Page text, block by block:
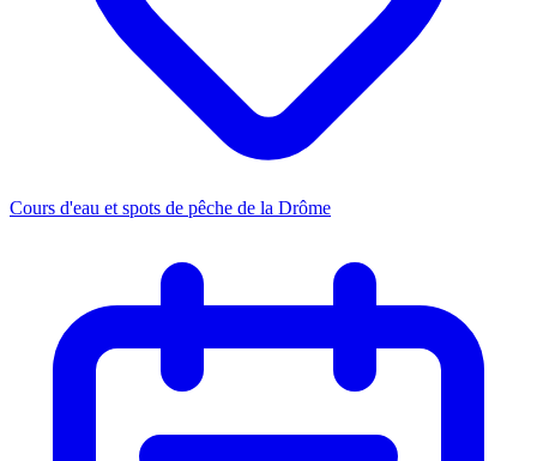
Cours d'eau et spots de pêche de la Drôme